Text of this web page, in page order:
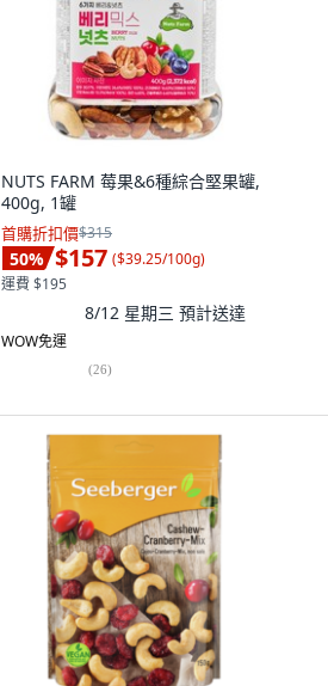
NUTS FARM 莓果&6種綜合堅果罐,
400g, 1罐
首購折扣價$315
50% $157 ($39.25/100g)
運費 $195
8/12 星期三 預計送達
WOW免運
(26)